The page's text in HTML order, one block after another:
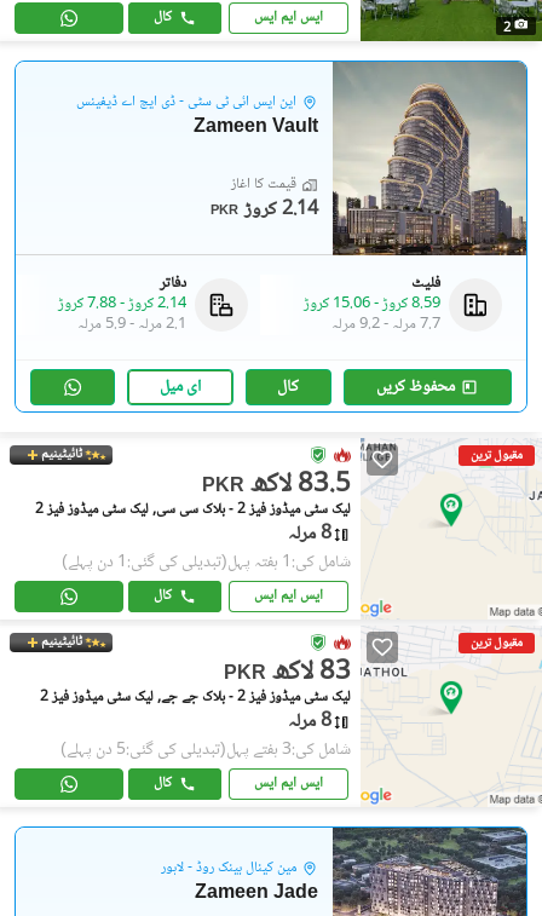
2 ایس ایم ایس کال
این ایس آئی ٹی سٹی - ڈی ایچ اے ڈیفینس
Zameen Vault
قیمت کا آغاز
PKR 2.14 کروڑ
فلیٹ
8.59 کروڑ
-15.06 کروڑ
7.7 مرلہ
-9.2 مرلہ
دفاتر
2.14 کروڑ
-7.88 کروڑ
2.1 مرلہ
-5.9 مرلہ
محفوظ کریں کال ای میل
مقبول ترین ٹائیٹینیم
PKR 83.5 لاکھ
لیک سٹی میڈوز فیز 2 - بلاک سی سی, لیک سٹی میڈوز فیز 2
8 مرلہ
شامل کی:1 ہفتہ پہل (تبدیلی کی گئی:1 دن پہلے)
ایس ایم ایس کال
مقبول ترین ٹائیٹینیم
PKR 83 لاکھ
لیک سٹی میڈوز فیز 2 - بلاک جے جے, لیک سٹی میڈوز فیز 2
8 مرلہ
شامل کی:3 ہفتے پہل (تبدیلی کی گئی:5 دن پہلے)
ایس ایم ایس کال
مین کینال بینک روڈ - لاہور
Zameen Jade